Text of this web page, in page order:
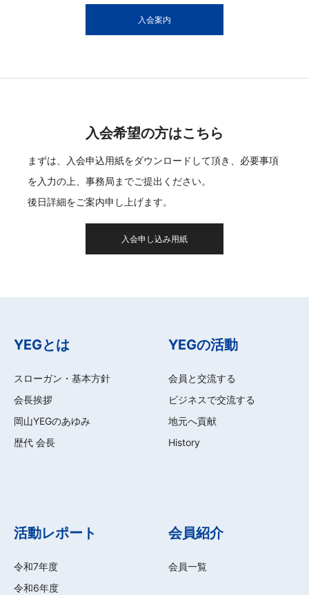
入会案内
入会希望の方はこちら
まずは、入会申込用紙をダウンロードして頂き、必要事項
を入力の上、事務局までご提出ください。
後日詳細をご案内申し上げます。
入会申し込み用紙
YEGとは
スローガン・基本方針
会長挨拶
岡山YEGのあゆみ
歴代 会長
YEGの活動
会員と交流する
ビジネスで交流する
地元へ貢献
History
活動レポート
令和7年度
令和6年度
会員紹介
会員一覧